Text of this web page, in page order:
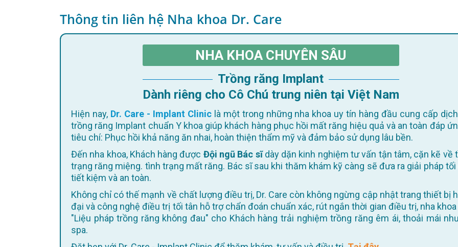
Thông tin liên hệ Nha khoa Dr. Care
NHA KHOA CHUYÊN SÂU
Trồng răng Implant
Dành riêng cho Cô Chú trung niên tại Việt Nam
Hiện nay, Dr. Care - Implant Cliniclà một trong những nha khoa uy tín hàng đầu cung cấp
trồng răng Implant chuẩn Y khoa giúp khách hàng phục hồi mất răng hiệu quả và an toàn đáp
tiêu chí: Phục hồi khả năng ăn nhai, hoàn thiện thẩm mỹ và đảm bảo sử dụng lâu bền.
Đến nha khoa, Khách hàng được Đội ngũ Bác sĩdày dặn kinh nghiệm tư vấn tận tâm, cặn kẽ về
trạng răng miệng. tình trạng mất răng. Bác sĩ sau khi thăm khám kỹ càng sẽ đưa ra giải pháp tối
tiết kiệm và an toàn.
Không chỉ có thế mạnh về chất lượng điều trị, Dr. Care còn không ngừng cập nhật trang thiết bị hiện
đại và công nghệ điều trị tối tân hỗ trợ chẩn đoán chuẩn xác, rút ngắn thời gian điều trị, nha khoa
"Liệu pháp trồng răng không đau" cho Khách hàng trải nghiệm trồng răng êm ái, thoải mái
spa.